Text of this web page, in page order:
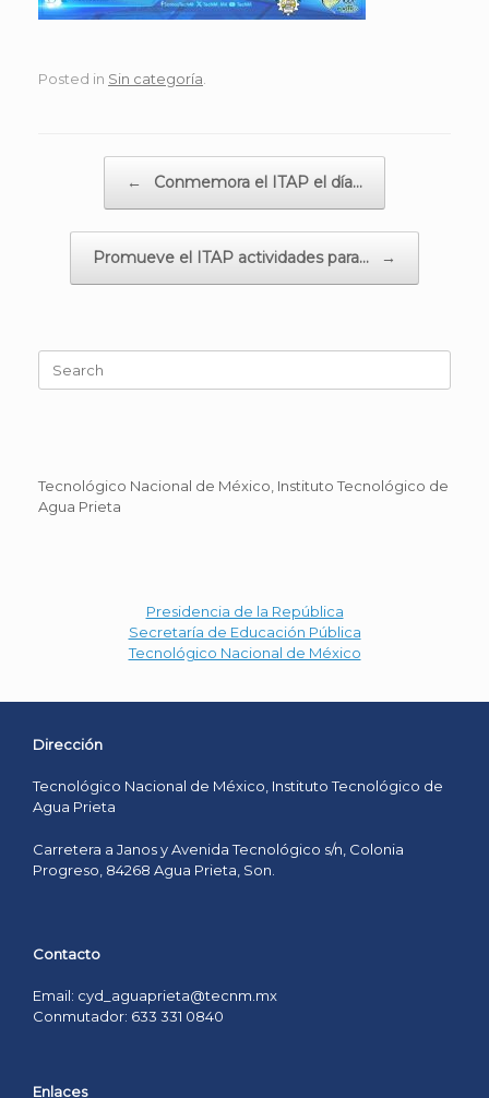
Posted in Sin categoría
← Conmemora el ITAP el día…
Promueve el ITAP actividades para… →
for:
Tecnológico Nacional de México, Instituto Tecnológico de
Agua Prieta
Presidencia de la República
Secretaría de Educación Pública
Tecnológico Nacional de México
Dirección
Tecnológico Nacional de México, Instituto Tecnológico de
Agua Prieta
Carretera a Janos y Avenida Tecnológico s/n, Colonia
Progreso, 84268 Agua Prieta, Son.
Contacto
Email: cyd_aguaprieta@tecnm.mx
Conmutador: 633 331 0840
Enlaces